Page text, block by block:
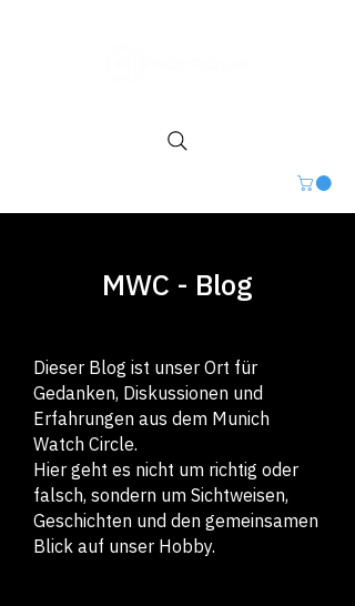
MWC - Blog
Dieser Blog ist unser Ort für
Gedanken, Diskussionen und
Erfahrungen aus dem Munich
Watch Circle.
Hier geht es nicht um richtig oder
falsch, sondern um Sichtweisen,
Geschichten und den gemeinsamen
Blick auf unser Hobby.